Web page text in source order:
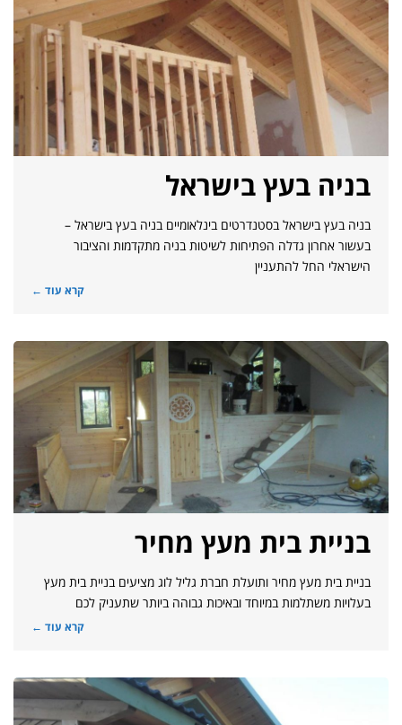
בניה בעץ בישראל
בניה בעץ בישראל בסטנדרטים בינלאומיים בניה בעץ בישראל –
בעשור אחרון גדלה הפתיחות לשיטות בניה מתקדמות והציבור
הישראלי החל להתעניין
קרא עוד ←
בניית בית מעץ מחיר
בניית בית מעץ מחיר ותועלת חברת גליל לוג מציעים בניית בית מעץ
בעלויות משתלמות במיוחד ובאיכות גבוהה ביותר שתעניק לכם
קרא עוד ←